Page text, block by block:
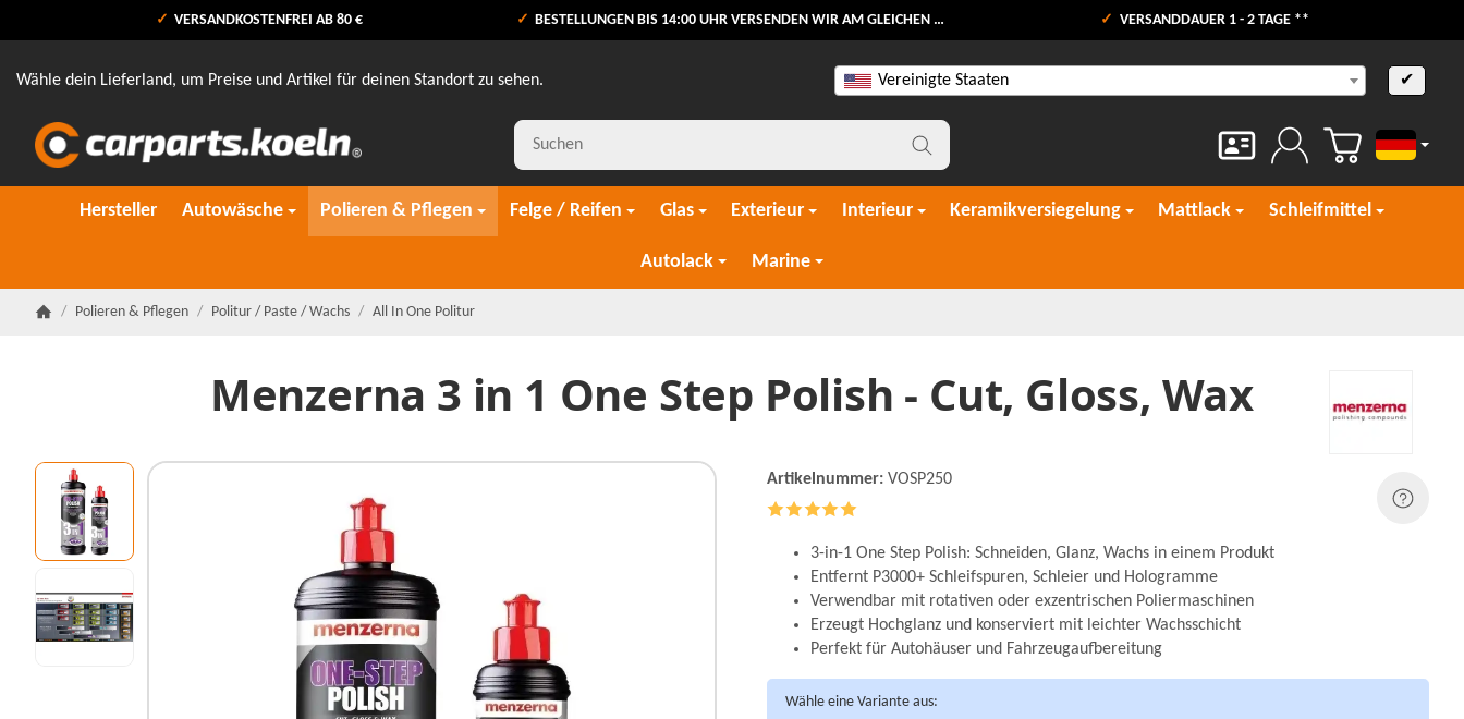
VERSANDKOSTENFREI AB 80 € BESTELLUNGEN BIS 14:00 UHR VERSENDEN WIR AM GLEICHEN WERKTAG VERSANDDAUER 1 - 2 TAGE **
Wähle dein Lieferland, um Preise und Artikel für deinen Standort zu sehen. Vereinigte Staaten ✔
Deutsch
Hersteller Autowäsche Polieren & Pflegen Felge / Reifen Glas Exterieur Interieur Keramikversiegelung Mattlack Schleifmittel
Autolack Marine
/ Polieren & Pflegen / Politur / Paste / Wachs / All In One Politur
Menzerna 3 in 1 One Step Polish - Cut, Gloss, Wax
Artikelnummer: VOSP250
3-in-1 One Step Polish: Schneiden, Glanz, Wachs in einem Produkt
Entfernt P3000+ Schleifspuren, Schleier und Hologramme
Verwendbar mit rotativen oder exzentrischen Poliermaschinen
Erzeugt Hochglanz und konserviert mit leichter Wachsschicht
Perfekt für Autohäuser und Fahrzeugaufbereitung
Wähle eine Variante aus: